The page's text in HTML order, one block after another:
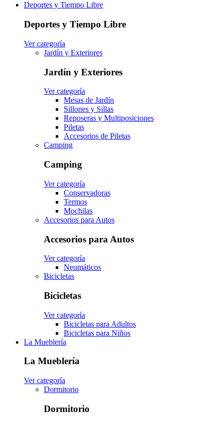
Deportes y Tiempo Libre
Deportes y Tiempo Libre
Ver categoría
Jardín y Exteriores
Jardín y Exteriores
Ver categoría
Mesas de Jardín
Sillones y Sillas
Reposeras y Multiposiciones
Piletas
Accesorios de Piletas
Camping
Camping
Ver categoría
Conservadoras
Termos
Mochilas
Accesorios para Autos
Accesorios para Autos
Ver categoría
Neumáticos
Bicicletas
Bicicletas
Ver categoría
Bicicletas para Adultos
Bicicletas para Niños
La Mueblería
La Mueblería
Ver categoría
Dormitorio
Dormitorio